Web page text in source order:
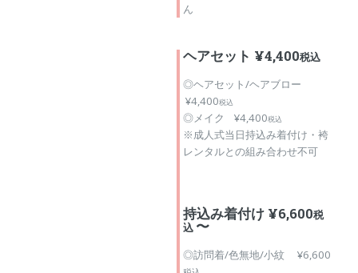
ん
ヘアセット ¥4,400税込
◎ヘアセット/ヘアブロー
¥4,400税込
◎メイク ¥4,400税込
※成人式当日持込み着付け・袴
レンタルとの組み合わせ不可
持込み着付け ¥6,600税
込 〜
◎訪問着/色無地/小紋 ¥6,600